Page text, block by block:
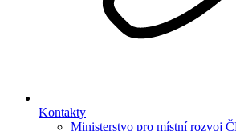
Kontakty
Ministerstvo pro místní rozvoj